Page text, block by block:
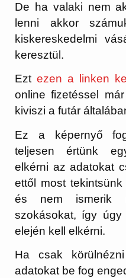
De ha valaki nem
lenni akkor
kiskereskedelmi
keresztül.
Eztezen a linken
online fizetéssel
kiviszi a futár
Ez a képernyő
teljesen értünk
elkérni az adatokat
ettől most
és nem ismerik
szokásokat, így
elején kell elkérni.
Ha csak
adatokat be fog